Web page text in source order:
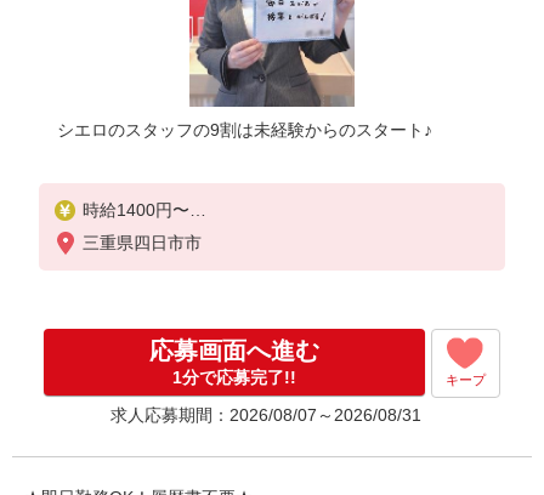
シエロのスタッフの9割は未経験からのスタート♪
時給1400円〜
※残業代支給
★交通費別途支給（規定あり）
入社祝い金10万円支給(規定有)
お友達を紹介頂くと,
インセンティブ支給(規定有)
゜・。○。・゜+゜・。○。・゜+゜
三重県四日市市
応募画面へ進む
1分で応募完了!! キープ
求人応募期間：2026/08/07～2026/08/31